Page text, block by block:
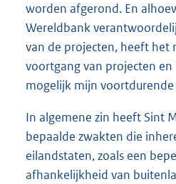
worden afgerond. En
Wereldbank
van de projecten, heeft het
voortgang van projecten
mogelijk mijn
In algemene zin heeft Sint
bepaalde zwakten die
eilandstaten, zoals een
afhankelijkheid van